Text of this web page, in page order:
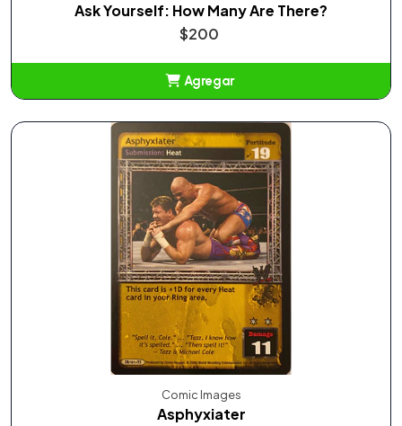
Ask Yourself: How Many Are There?
$200
Agregar
Comic Images
Asphyxiater